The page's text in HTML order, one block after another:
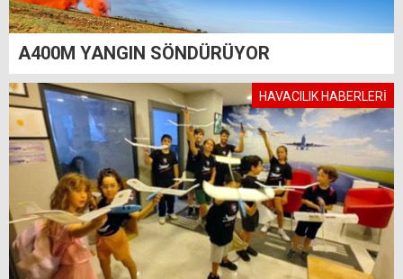
A400M YANGIN SÖNDÜRÜYOR
HAVACILIK HABERLERİ